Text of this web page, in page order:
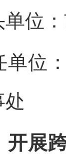
位：
：
处
开展